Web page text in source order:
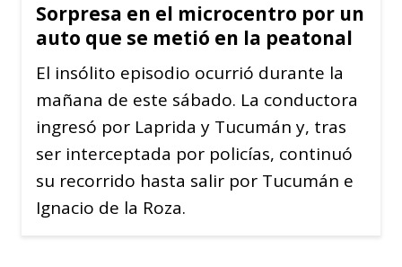
Sorpresa en el microcentro por un
auto que se metió en la peatonal
El insólito episodio ocurrió durante la
mañana de este sábado. La conductora
ingresó por Laprida y Tucumán y, tras
ser interceptada por policías, continuó
su recorrido hasta salir por Tucumán e
Ignacio de la Roza.